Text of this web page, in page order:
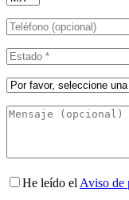
He leído el Aviso de